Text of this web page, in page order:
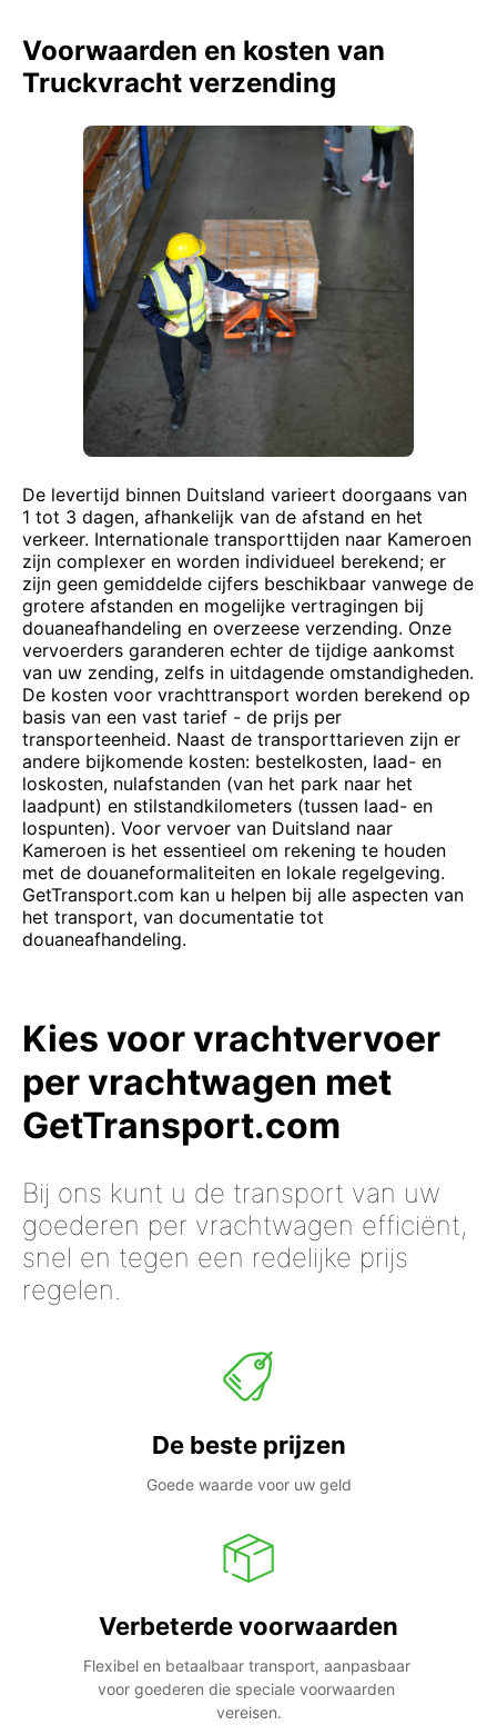
Voorwaarden en kosten van
Truckvracht verzending
De levertijd binnen Duitsland varieert doorgaans van
1 tot 3 dagen, afhankelijk van de afstand en het
verkeer. Internationale transporttijden naar Kameroen
zijn complexer en worden individueel berekend; er
zijn geen gemiddelde cijfers beschikbaar vanwege de
grotere afstanden en mogelijke vertragingen bij
douaneafhandeling en overzeese verzending. Onze
vervoerders garanderen echter de tijdige aankomst
van uw zending, zelfs in uitdagende omstandigheden.
De kosten voor vrachttransport worden berekend op
basis van een vast tarief - de prijs per
transporteenheid. Naast de transporttarieven zijn er
andere bijkomende kosten: bestelkosten, laad- en
loskosten, nulafstanden (van het park naar het
laadpunt) en stilstandkilometers (tussen laad- en
lospunten). Voor vervoer van Duitsland naar
Kameroen is het essentieel om rekening te houden
met de douaneformaliteiten en lokale regelgeving.
GetTransport.com kan u helpen bij alle aspecten van
het transport, van documentatie tot
douaneafhandeling.
Kies voor vrachtvervoer
per vrachtwagen met
GetTransport.com
Bij ons kunt u de transport van uw
goederen per vrachtwagen efficiënt,
snel en tegen een redelijke prijs
regelen.
De beste prijzen
Goede waarde voor uw geld
Verbeterde voorwaarden
Flexibel en betaalbaar transport, aanpasbaar
voor goederen die speciale voorwaarden
vereisen.